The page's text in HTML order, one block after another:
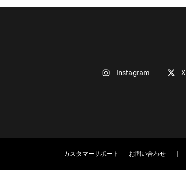
Instagram X
カスタマーサポート お問い合わせ